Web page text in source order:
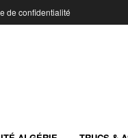
de confidentialité